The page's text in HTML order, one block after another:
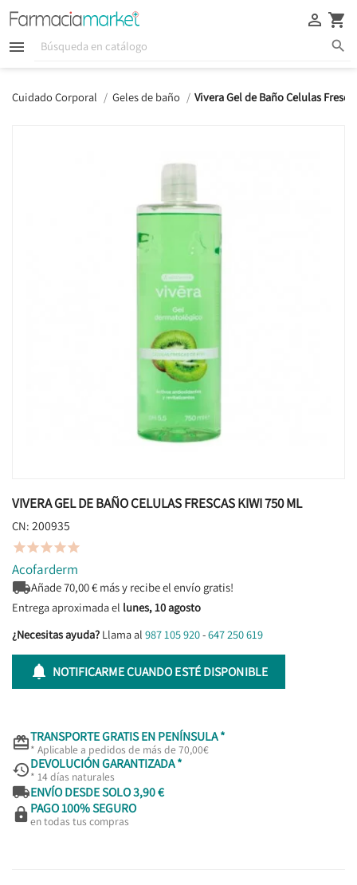
  
 
Cuidado Corporal Geles de baño Vivera Gel de Baño Celulas
VIVERA GEL DE BAÑO CELULAS FRESCAS KIWI 750 ML
CN: 200935

Acofarderm
Añade70,00€ más y recibe el envío gratis!
Entrega aproximada el lunes, 10 agosto
¿Necesitas ayuda? Llama al 987 105 920-647 250 619
 NOTIFICARME CUANDO ESTÉ DISPONIBLE
TRANSPORTE GRATIS EN PENÍNSULA *
* Aplicable a pedidos de más de 70,00€
DEVOLUCIÓN GARANTIZADA *
* 14 días naturales
ENVÍO DESDE SOLO 3,90 €
 PAGO 100% SEGURO
en todas tus compras